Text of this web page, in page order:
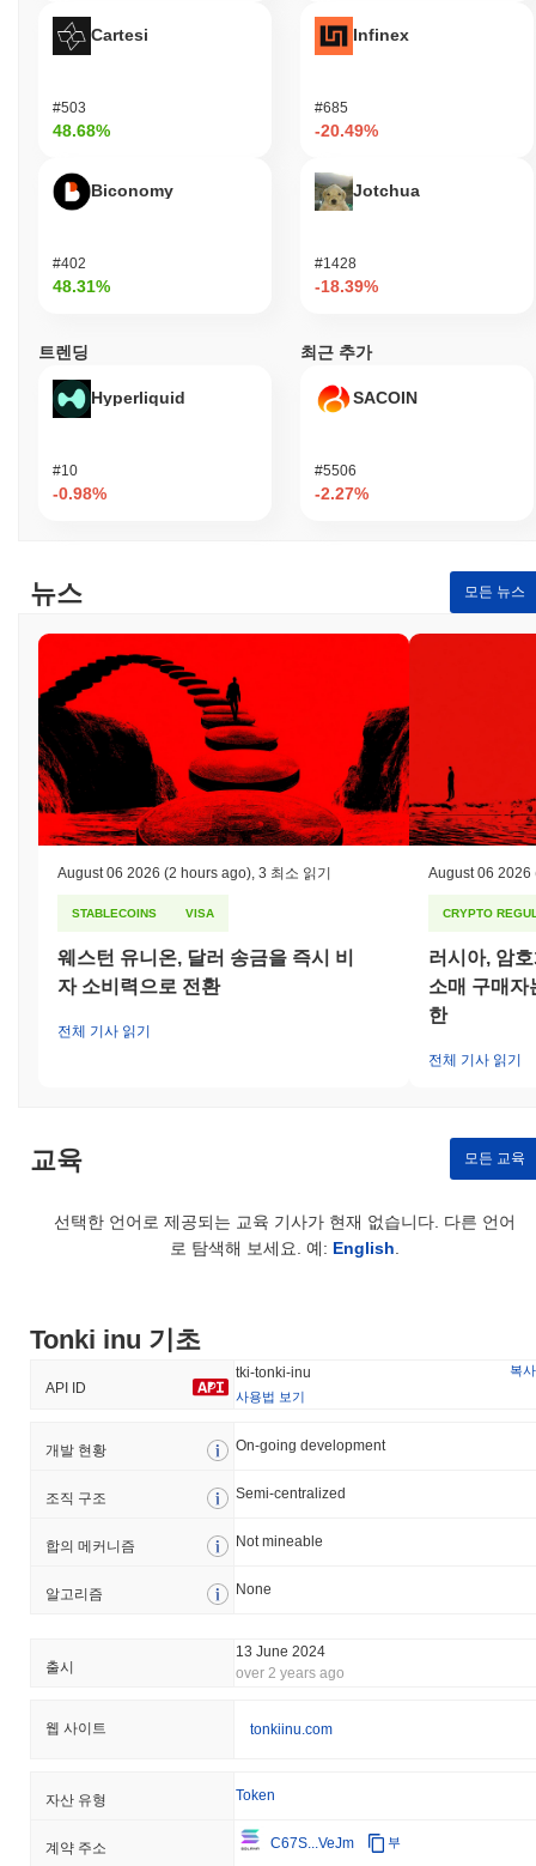
Cartesi
#503
48.68%
Biconomy
#402
48.31%
Infinex
#685
-20.49%
Jotchua
#1428
-18.39%
트렌딩
Hyperliquid
#10
-0.98%
최근 추가
SACOIN
#5506
-2.27%
뉴스 모든 뉴스
August 06 2026 (2 hours ago) 3 최소 읽기
STABLECOINS VISA
웨스턴 유니온, 달러 송금을 즉시 비
자 소비력으로 전환
전체 기사 읽기
August 06 2026
CRYPTO
러시아, 암
소매 구매자
한
전체 기사 읽기
교육 모든 교육
선택한 언어로 제공되는 교육 기사가 현재 없습니다. 다른 언어
로 탐색해 보세요. 예: English
Tonki inu 기초
API ID
tki-tonki-inu
복사
사용법 보기
개발 현황 On-going development
조직 구조 Semi-centralized
합의 메커니즘 Not mineable
알고리즘 None
출시
13 June 2024
over 2 years ago
웹 사이트 tonkiinu.com
자산 유형 Token
계약 주소 C67S...VeJm 부